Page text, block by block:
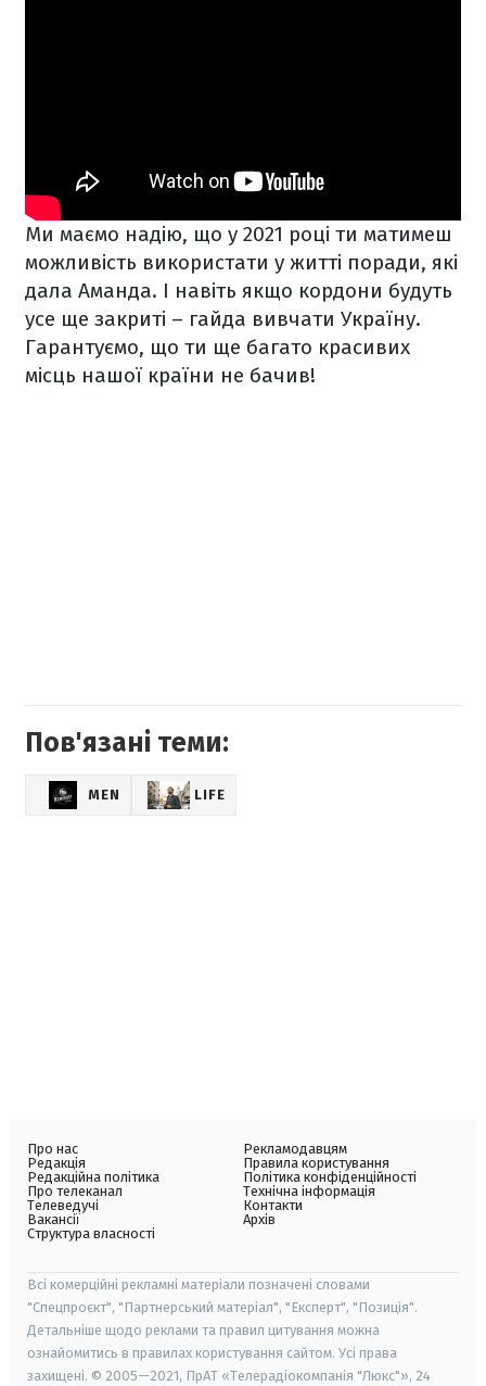
Ми маємо надію, що у 2021 році ти матимеш
можливість використати у житті поради, які
дала Аманда. І навіть якщо кордони будуть
усе ще закриті – гайда вивчати Україну.
Гарантуємо, що ти ще багато красивих
місць нашої країни не бачив!
Пов'язані теми:
MEN LIFE
Про нас
Редакція
Редакційна політика
Про телеканал
Телеведучі
Вакансії
Структура власності
Рекламодавцям
Правила користування
Політика конфіденційності
Технічна інформація
Контакти
Архів
Всі комерційні рекламні матеріали позначені словами
"Спецпроєкт", "Партнерський матеріал", "Експерт", "Позиція".
Детальніше щодо реклами та правил цитування можна
ознайомитись в правилах користування сайтом. Усі права
захищені. © 2005—2021, ПрАТ «Телерадіокомпанія "Люкс"», 24